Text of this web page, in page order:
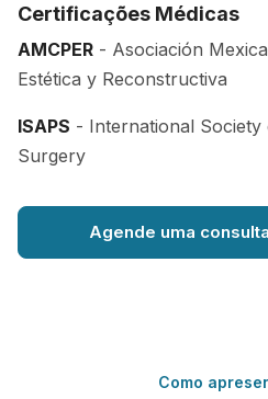
Certificações Médicas
AMCPER - Asociación
Estética y Reconstructiva
ISAPS - International Society
Surgery
Agende uma
Como